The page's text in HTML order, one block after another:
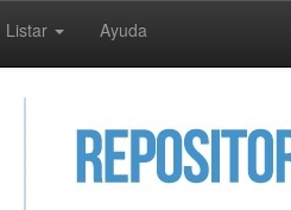
Listar Ayuda